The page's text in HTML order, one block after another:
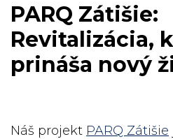
PARQ Zátišie:
Revitalizácia,
prináša nový
Náš projekt PARQ Zátišie